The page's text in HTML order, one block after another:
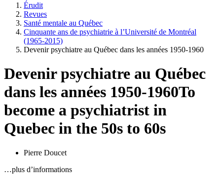
Érudit
Revues
Santé mentale au Québec
Cinquante ans de psychiatrie à l’Université de Montréal
(1965-2015)
Devenir psychiatre au Québec dans les années 1950-1960
Devenir psychiatre au Québec
dans les années 1950-1960To
become a psychiatrist in
Quebec in the 50s to 60s
Pierre Doucet
…plus d’informations